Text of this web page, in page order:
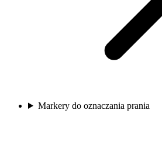
Markery do oznaczania prania